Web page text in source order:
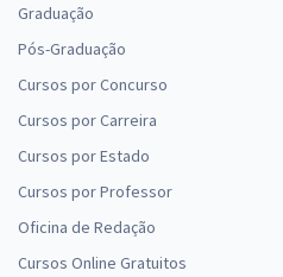
Graduação
Pós-Graduação
Cursos por Concurso
Cursos por Carreira
Cursos por Estado
Cursos por Professor
Oficina de Redação
Cursos Online Gratuitos